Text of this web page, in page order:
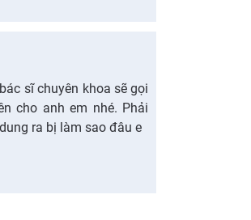
sĩ chuyên khoa sẽ gọi
cho anh em nhé. Phải
ra bị làm sao đâu e